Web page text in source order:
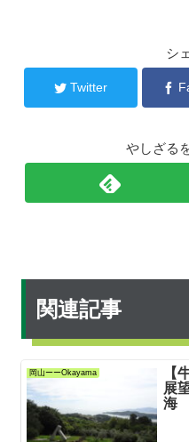
シ
Twitter
やしざる
関連記事
岡山ーーOkayama
【
展
海